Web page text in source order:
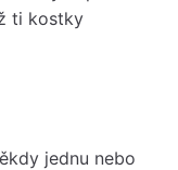
ti kostky
jednu nebo